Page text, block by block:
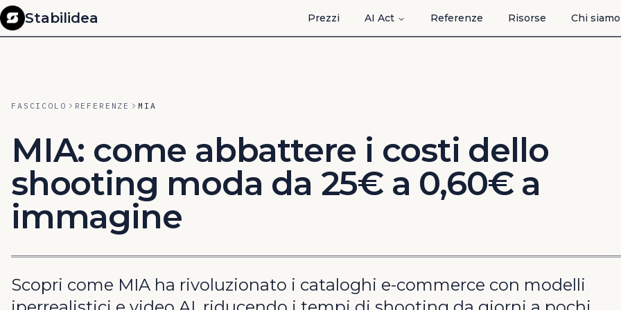
Stabilidea Prezzi AI Act Referenze Risorse Chi siamo
FASCICOLO REFERENZE MIA
MIA: come abbattere i costi dello
shooting moda da 25€ a 0,60€ a
immagine
Scopri come MIA ha rivoluzionato i cataloghi e-commerce con modelli